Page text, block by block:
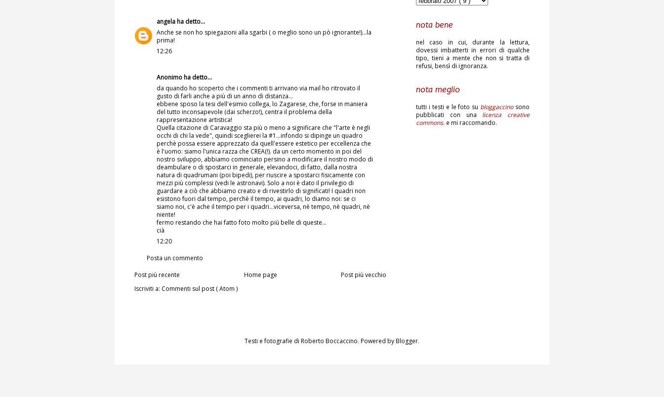
angela ha detto...
Anche se non ho spiegazioni alla sgarbi ( o meglio sono un pò ignorante!)...la
prima!
12:26
Anonimo ha detto...
da quando ho scoperto che i commenti ti arrivano via mail ho ritrovato il
gusto di farli anche a più di un anno di distanza...
ebbene sposo la tesi dell'esimio collega, lo Zagarese, che, forse in maniera
del tutto inconsapevole (dai scherzo!), centra il problema della
rappresentazione artistica!
Quella citazione di Caravaggio sta più o meno a significare che "l'arte è negli
occhi di chi la vede", quindi sceglierei la #1...infondo si dipinge un quadro
perchè possa essere apprezzato da quell'essere estetico per eccellenza che
è l'uomo: siamo l'unica razza che CREA(!). da un certo momento in poi del
nostro sviluppo, abbiamo cominciato persino a modificare il nostro modo di
deambulare o di spostarci in generale, elevandoci, di fatto, dalla nostra
natura di quadrumani (poi bipedi), per riuscire a spostarci fisicamente con
mezzi più complessi (vedi le astronavi). Solo a noi è dato il privilegio di
guardare a ciò che abbiamo creato e di rivestirlo di significati! I quadri non
esistono fuori dal tempo, perchè il tempo, ai quadri, lo diamo noi: se ci
siamo noi, c'è ache il tempo per i quadri...viceversa, nè tempo, nè quadri, nè
niente!
fermo restando che hai fatto foto molto più belle di queste...
cià
12:20
Posta un commento
Post più recente
Post più vecchio
Home page
Iscriviti a: Commenti sul post ( Atom )
nota bene
nel caso in cui, durante la lettura,
dovessi imbatterti in errori di qualche
tipo, tieni a mente che non si tratta di
refusi, bensì di ignoranza.
nota meglio
tutti i testi e le foto su bloggaccinosono
pubblicati con una licenza creative
commons. e mi raccomando.
Testi e fotografie di Roberto Boccaccino. Powered byBlogger.